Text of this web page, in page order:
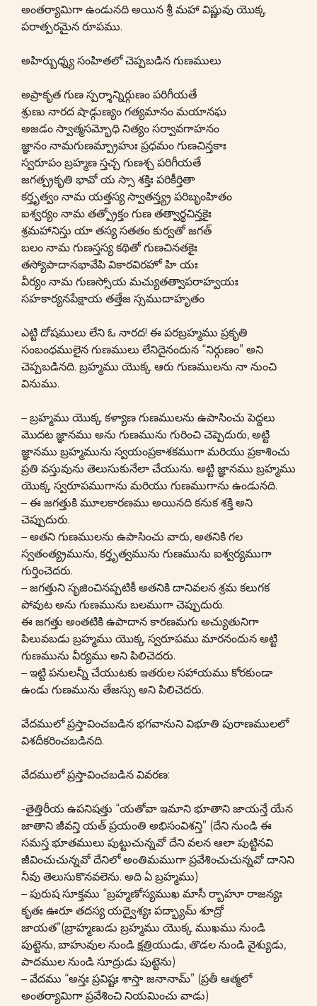
అంతర్యామిగా ఉండునది అయిన శ్రీ మహా విష్ణువు యొక్క
పరాత్పరమైన రూపము.
అహిర్బుధ్న్య సంహితలో చెప్పబడిన గుణములు
అప్రాకృత గుణ స్పర్శాన్నిర్గుణం పరిగీయతే
శ్రుణు నారద షాడ్గుణ్యం గత్యమానం మయానఘ
అజడం స్వాత్మసమ్భోధి నిత్యం సర్వావగాహనం
జ్ఞానం నామగుణమ్ప్రాహుః ప్రధమం గుణచిన్తకాః
స్వరూపం బ్రహ్మణ స్తచ్చ గుణశ్చ పరిగీయతే
జగత్ప్రకృతి భావో య స్సా శక్తిః పరికీర్తితా
కర్తృత్వం నామ యత్తస్య స్వాతన్త్య్ర పరిబృంహితం
ఐశ్వర్యం నామ తత్ప్రోక్తం గుణ తత్వార్థచిన్తకైః
శ్రమహానిస్తు యా తస్య సతతం కుర్వతో జగత్
బలం నామ గుణస్తస్య కథితో గుణచినతకైః
తస్యోపాదానభావేపి వికారవిరహో హి యః
వీర్యం నామ గుణస్సోయ మచ్యుతత్వాపరాహ్వయః
సహకార్యనపేక్షాయ తత్తేజ స్సముదాహృతం
ఎట్టి దోషములు లేని ఓ నారద! ఈ పరబ్రహ్మము ప్రకృతి
సంబంధములైన గుణములు లేనిదైనందున “నిర్గుణం” అని
చెప్పబడినది. బ్రహ్మము యొక్క ఆరు గుణములను నా నుంచి
వినుము.
– బ్రహ్మము యొక్క కళ్యాణ గుణములను ఉపాసించు పెద్దలు
మొదట జ్ఞానము అను గుణమును గురించి చెప్పెదురు, అట్టి
జ్ఞానము బ్రహ్మమును స్వయంప్రకాశకముగా మరియు ప్రకాశించు
ప్రతి వస్తువును తెలుసుకునేలా చేయును. అట్టి జ్ఞానము బ్రహ్మము
యొక్క స్వరూపముగాను మరియు గుణముగాను ఉండునది.
– ఈ జగత్తుకి మూలకారణము అయినది కనుక శక్తి అని
చెప్పుదురు.
– అతని గుణములను ఉపాసించు వారు, అతనికి గల
స్వతంత్య్రమును, కర్తృత్వమును గుణమును ఐశ్వర్యముగా
గుర్తించెదరు.
– జగత్తుని సృజించినప్పటికీ అతనికి దానివలన శ్రమ కలుగక
పోవుట అను గుణమును బలముగా చెప్పుదురు.
ఈ జగత్తు అంతటికి ఉపాదాన కారణమగు అచ్యుతునిగా
పిలువబడు బ్రహ్మము యొక్క స్వరూపము మారనందున అట్టి
గుణమును వీర్యము అని పిలిచెదరు.
– ఇట్టి పనులన్నీ చేయుటకు ఇతరుల సహాయము కోరకుండా
ఉండు గుణమును తేజస్సు అని పిలిచెదరు.
వేదములో ప్రస్తావించబడిన భగవానుని విభూతి పురాణములలో
విశదీకరించబడినది.
వేదములో ప్రస్తావించబడిన వివరణ:
-తైత్తిరీయ ఉపనిషత్తు “యతోవా ఇమాని భూతాని జాయన్తే యేన
జాతాని జీవన్తి యత్ ప్రయంతి అభిసంవిశన్తి” (దేని నుండి ఈ
సమస్త భూతములు పుట్టుచున్నవో దేని వలన ఆలా పుట్టినవి
జీవించుచున్నవో దేనిలో అంతిమముగా ప్రవేశించుచున్నవో దానిని
నీవు తెలుసుకొనవలెను. అది ఏ బ్రహ్మము)
– పురుష సూక్తము “బ్రహ్మణోస్యముఖ మాసీ ర్బాహూ రాజన్యః
కృతః ఊరూ తదస్య యద్వైశ్యః పద్భ్యామ్ శూద్రో
జాయత”(బ్రాహ్మణుడు బ్రహ్మము యొక్క ముఖము నుండి
పుట్టెను, బాహువుల నుండి క్షత్రియుడు, తొడల నుండి వైశ్యుడు,
పాదముల నుండి సూద్రుడు పుట్టెను)
– వేదము “అన్తః ప్రవిష్టః శాస్తా జనానామ్” (ప్రతీ ఆత్మలో
అంతర్యామిగా ప్రవేశించి నియమించు వాడు)